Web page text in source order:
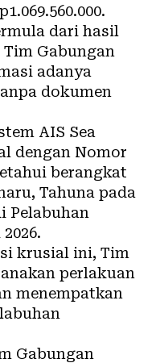
dari hasil
Gabungan
adanya
dokumen
AIS Sea
dengan Nomor
berangkat
Tahuna pada
Pelabuhan
krusial ini, Tim
perlakuan
menempatkan
Gabungan